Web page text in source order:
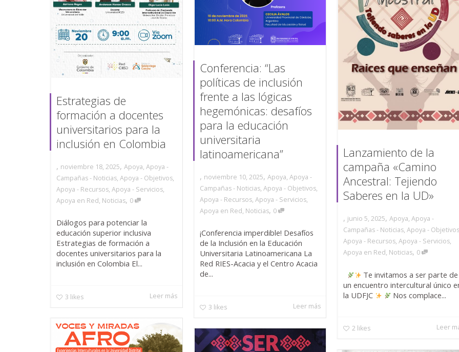
Estrategias de
formación a docentes
universitarios para la
inclusión en Colombia
, noviembre 18, 2025, Apoya, Apoya -
Campañas - Noticias, Apoya - Objetivos,
Apoya - Recursos, Apoya - Servicios,
Apoya en Red, Noticias, 0
Diálogos para potenciar la
educación superior inclusiva
Estrategias de formación a
docentes universitarios para la
inclusión en Colombia El...
3 likes Leer más
Conferencia: “Las
políticas de inclusión
frente a las lógicas
hegemónicas: desafíos
para la educación
universitaria
latinoamericana”
, noviembre 10, 2025, Apoya, Apoya -
Campañas - Noticias, Apoya - Objetivos,
Apoya - Recursos, Apoya - Servicios,
Apoya en Red, Noticias, 0
¡Conferencia imperdible! Desafíos
de la Inclusión en la Educación
Universitaria Latinoamericana La
Red RIES-Acacia y el Centro Acacia
de...
3 likes Leer más
Lanzamiento de la
campaña «Camino
Ancestral: Tejiendo
Saberes en la UD»
, junio 5, 2025, Apoya, Apoya -
Campañas - Noticias, Apoya - Objetivos
Apoya - Recursos, Apoya - Servicios,
Apoya en Red, Noticias, 0
Te invitamos a ser parte de
un encuentro intercultural único
la UDFJC
Nos complace...
2 likes Leer